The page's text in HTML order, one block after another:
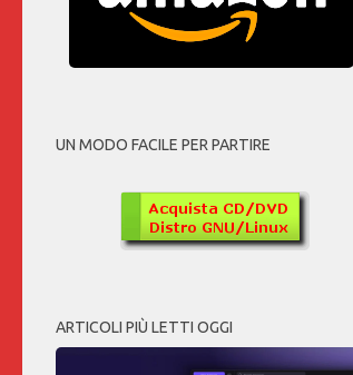
UN MODO FACILE PER PARTIRE
ARTICOLI PIÙ LETTI OGGI